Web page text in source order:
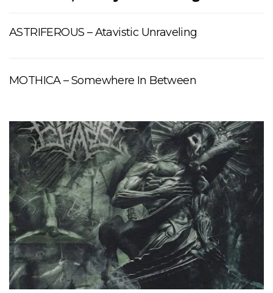
ASTRIFEROUS – Atavistic Unraveling
MOTHICA – Somewhere In Between